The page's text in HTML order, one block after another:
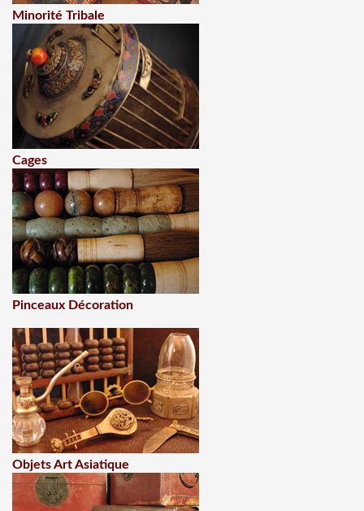
Minorité Tribale
Cages
Pinceaux Décoration
Objets Art Asiatique